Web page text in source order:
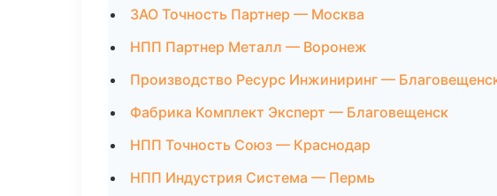
ЗАО Точность Партнер — Москва
НПП Партнер Металл — Воронеж
Производство Ресурс Инжиниринг —
Фабрика Комплект Эксперт — Благовещенск
НПП Точность Союз — Краснодар
НПП Индустрия Система — Пермь